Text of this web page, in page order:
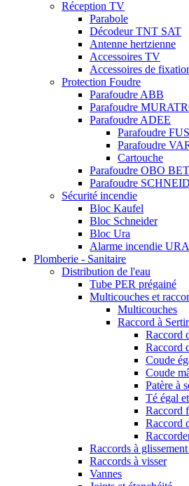
Réception TV
Parabole
Décodeur TNT SAT
Antenne hertzienne
Accessoires TV
Accessoires de
Protection Foudre
Parafoudre ABB
Parafoudre
Parafoudre ADEE
Parafoudre
Parafoudre
Cartouche
Parafoudre OBO
Parafoudre
Sécurité incendie
Bloc Kaufel
Bloc Schneider
Bloc Ura
Alarme incendie URA
Plomberie - Sanitaire
Distribution de l'eau
Tube PER prégainé
Multicouches et
Multicouches
Raccord à Sertir
Raccord
Raccord
Coude
Coude
Patère à
Té égal
Raccord
Raccord
Raccords à
Raccords à visser
Vannes